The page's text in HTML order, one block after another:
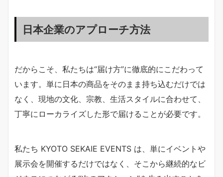
日本企業のアプローチ方法
だからこそ、私たちは“届け方”に徹底的にこだわって
います。単に日本の商品をそのまま持ち込むだけでは
なく、現地の文化、宗教、生活スタイルに合わせて、
丁寧にローカライズした形で届けることが必要です。
私たち KYOTO SEKAIE EVENTS は、単にイベントや
展示会を開催するだけではなく、そこから継続的なビ